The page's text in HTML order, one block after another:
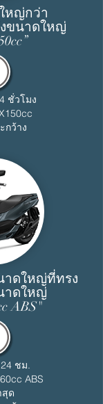
หญ่กว่า
ขนาดใหญ่
ชั่วโมง
กว้าง
าดใหญ่ที่ทรง
าดใหญ่
ABS"
ชม.
ABS
ด